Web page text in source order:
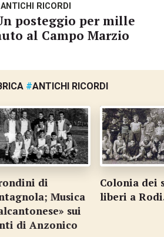
ANTICHI RICORDI
posteggio per mille
al Campo Marzio
#ANTICHI RICORDI
di
Musica
sui
di Anzonico
Colonia dei
liberi a